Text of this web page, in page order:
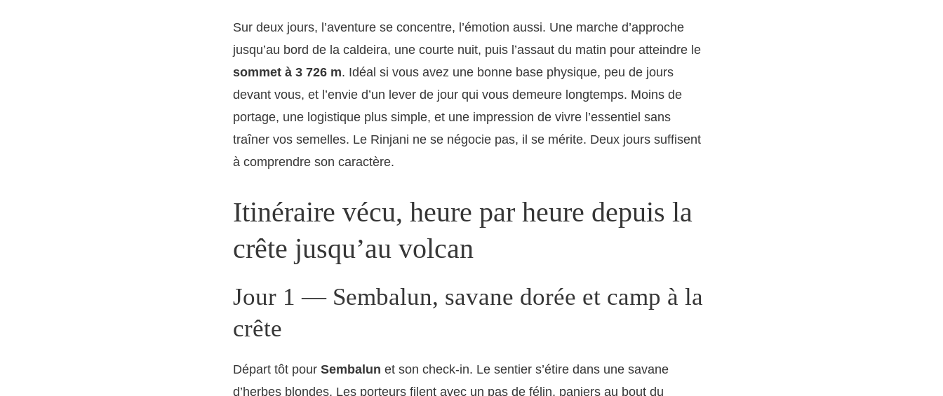
Sur deux jours, l’aventure se concentre, l’émotion aussi. Une marche d’approche
jusqu’au bord de la caldeira, une courte nuit, puis l’assaut du matin pour atteindre le
sommet à 3 726 m. Idéal si vous avez une bonne base physique, peu de jours
devant vous, et l’envie d’un lever de jour qui vous demeure longtemps. Moins de
portage, une logistique plus simple, et une impression de vivre l’essentiel sans
traîner vos semelles. Le Rinjani ne se négocie pas, il se mérite. Deux jours suffisent
à comprendre son caractère.
Itinéraire vécu, heure par heure depuis la
crête jusqu’au volcan
Jour 1 — Sembalun, savane dorée et camp à la
crête
Départ tôt pour Sembalun et son check-in. Le sentier s’étire dans une savane
d’herbes blondes. Les porteurs filent avec un pas de félin, paniers au bout du